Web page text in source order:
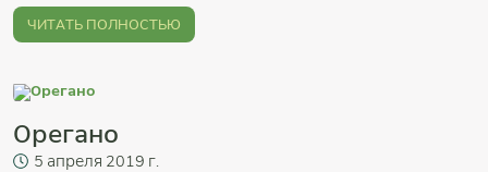
ЧИТАТЬ ПОЛНОСТЬЮ
Орегано
5 апреля 2019 г.